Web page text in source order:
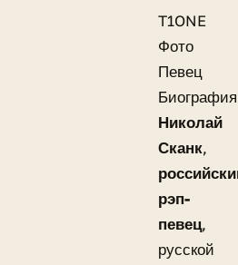
T1ONE
Фото
Певец
Биография
Николай
Сканк,
рэп-
певец,
русской